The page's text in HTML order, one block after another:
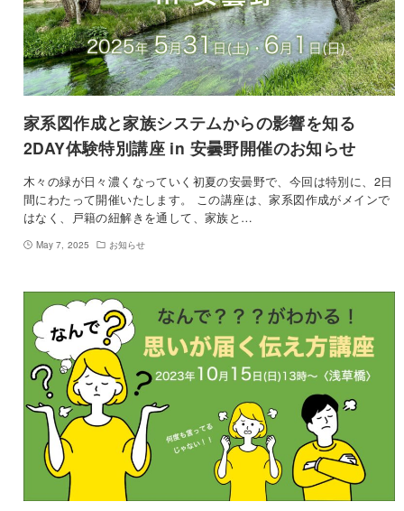
家系図作成と家族システムからの影響を知る
2DAY体験特別講座 in 安曇野開催のお知らせ
木々の緑が日々濃くなっていく初夏の安曇野で、今回は特別に、2日
間にわたって開催いたします。 この講座は、家系図作成がメインで
はなく、戸籍の紐解きを通して、家族と…
May 7, 2025 お知らせ